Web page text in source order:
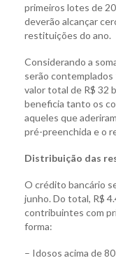
primeiros lotes de
deverão alcançar
restituições do ano.
Considerando a
serão
valor total de R$ 32
beneficia tanto os
aqueles que
pré-preenchida e o
Distribuição das
O crédito bancário
junho. Do total, R$
contribuintes com
forma:
– Idosos acima de